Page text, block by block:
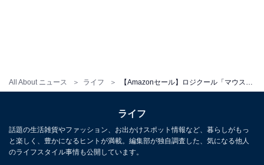
All About ニュース ライフ
ロジクール ワイヤレスマウス 静音 無線 高速スクロール
ライフ
話題の生活雑貨やファッション、お出かけスポット情報など、暮らしがもっ
と楽しく、豊かになるヒントが満載。編集部が独自調査した、気になる他人
のライフスタイル事情も公開しています。